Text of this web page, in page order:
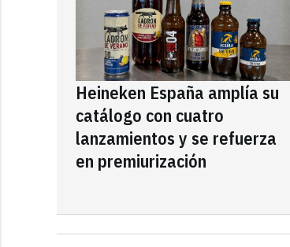
Heineken España amplía su
catálogo con cuatro
lanzamientos y se refuerza
en premiurización